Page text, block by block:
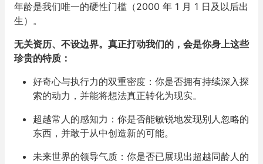
年龄是我们唯一的硬性门槛（2000 年 1 月 1 日及以后出
生）。
无关资历、不设边界。真正打动我们的，会是你身上这些
珍贵的特质：
好奇心与执行力的双重密度：你是否拥有持续深入探
索的动力，并能将想法真正转化为现实。
超越常人的感知力：你是否能敏锐地发现别人忽略的
东西，并敢于从中创造新的可能。
未来世界的领导气质：你是否已展现出超越同龄人的